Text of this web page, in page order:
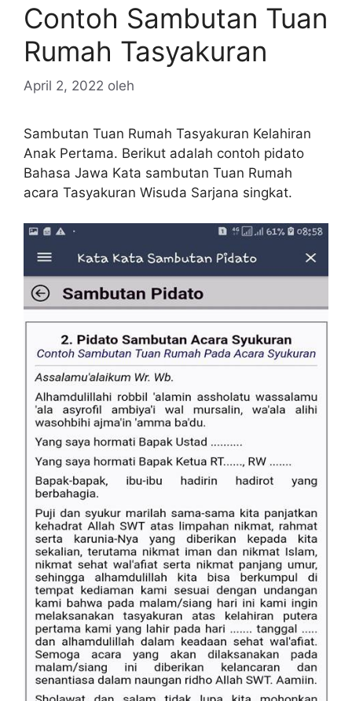
Contoh Sambutan Tuan
Rumah Tasyakuran
April 2, 2022 oleh
Sambutan Tuan Rumah Tasyakuran Kelahiran
Anak Pertama. Berikut adalah contoh pidato
Bahasa Jawa Kata sambutan Tuan Rumah
acara Tasyakuran Wisuda Sarjana singkat.